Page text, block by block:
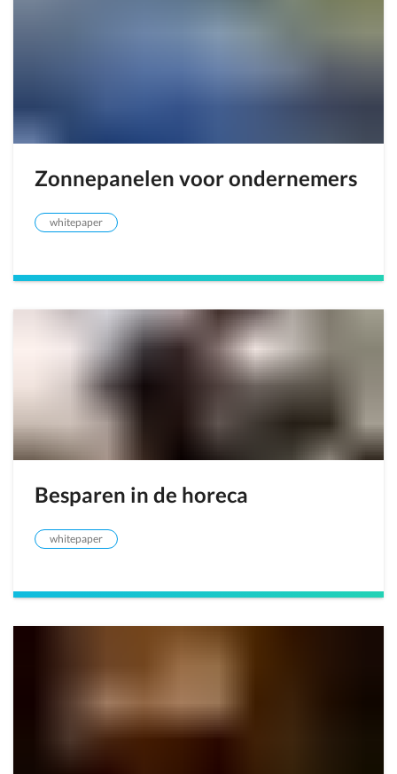
Zonnepanelen voor ondernemers
whitepaper
Besparen in de horeca
whitepaper